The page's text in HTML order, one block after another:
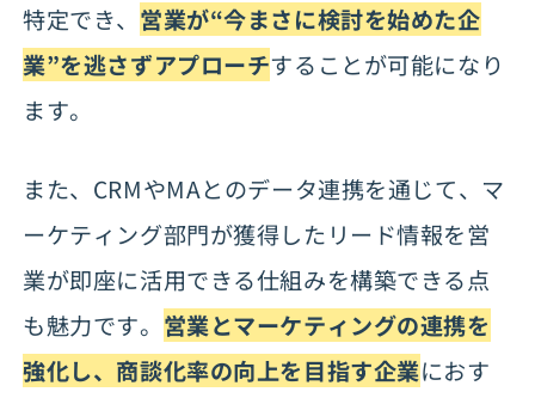
特定でき、 営業が“今まさに検討を始めた企
業”を逃さずアプローチすることが可能になり
ます。
また、CRMやMAとのデータ連携を通じて、マ
ーケティング部門が獲得したリード情報を営
業が即座に活用できる仕組みを構築できる点
も魅力です。 営業とマーケティングの連携を
強化し、商談化率の向上を目指す企業におす